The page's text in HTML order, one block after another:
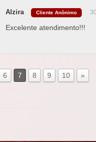
Alzira Cliente Anônimo
Excelente atendimento!!!
6 7 8 9 10 »